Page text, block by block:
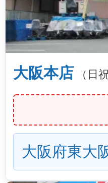
大阪本店 （日
大阪府東大